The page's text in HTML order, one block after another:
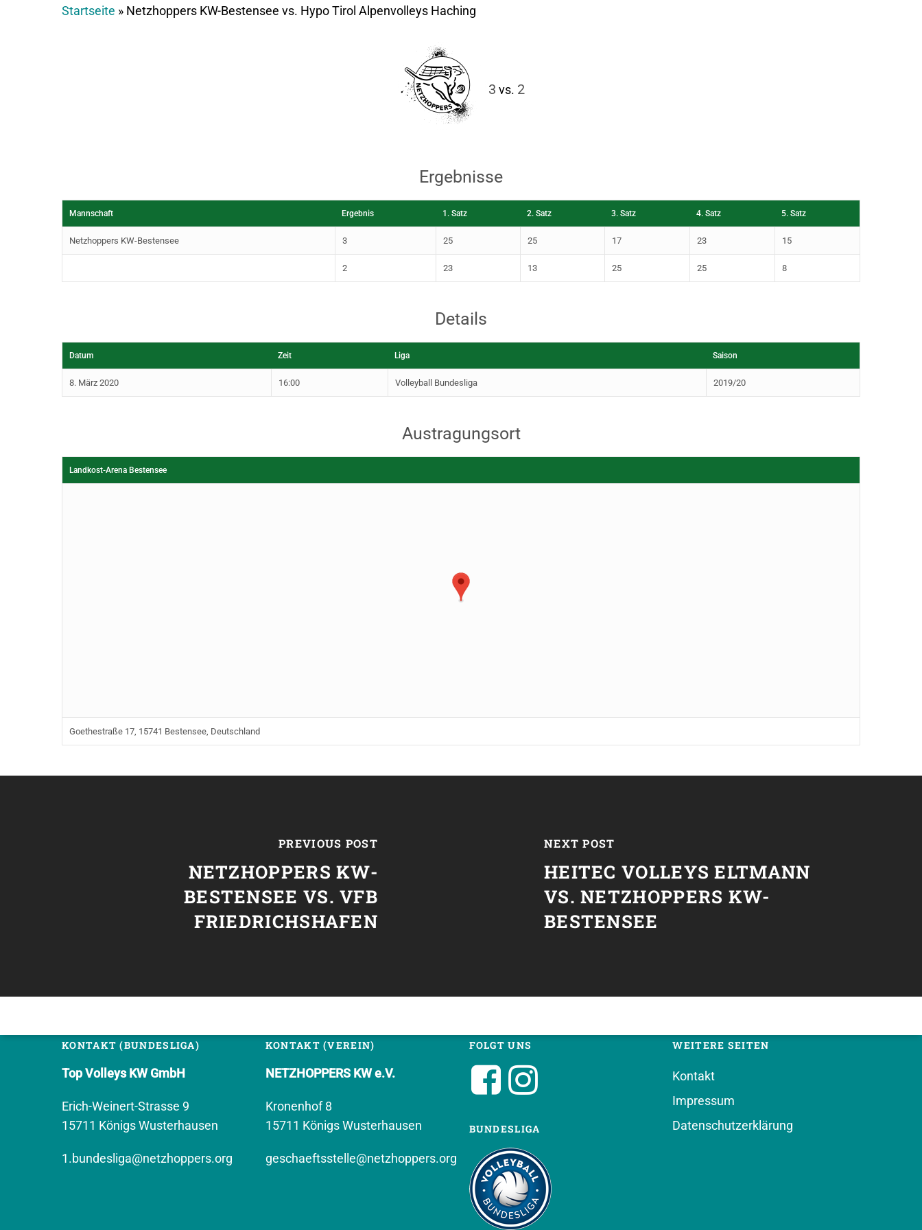
Startseite » Netzhoppers KW-Bestensee vs. Hypo Tirol Alpenvolleys Haching
3 vs. 2
Ergebnisse
Mannschaft Ergebnis 1. Satz 2. Satz 3. Satz 4. Satz 5. Satz
Netzhoppers KW-Bestensee 3 25 25 17 23 15
2 23 13 25 25 8
Details
Datum Zeit Liga Saison
8. März 2020 16:00 Volleyball Bundesliga 2019/20
Austragungsort
Landkost-Arena Bestensee
Goethestraße 17, 15741 Bestensee, Deutschland
PREVIOUS POST
NETZHOPPERS KW-
BESTENSEE VS. VFB
FRIEDRICHSHAFEN
NEXT POST
HEITEC VOLLEYS ELTMANN
VS. NETZHOPPERS KW-
BESTENSEE
KONTAKT (BUNDESLIGA)
Top Volleys KW GmbH
Erich-Weinert-Strasse 9
15711 Königs Wusterhausen
1.bundesliga@netzhoppers.org
KONTAKT (VEREIN)
NETZHOPPERS KW e.V.
Kronenhof 8
15711 Königs Wusterhausen
geschaeftsstelle@netzhoppers.org
FOLGT UNS
BUNDESLIGA
WEITERE SEITEN
Kontakt
Impressum
Datenschutzerklärung